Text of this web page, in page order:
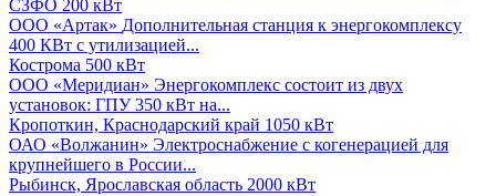
СЗФО 200 кВт
ООО «Артак» Дополнительная станция к энергокомплексу
400 КВт с утилизацией...
Кострома 500 кВт
ООО «Меридиан» Энергокомплекс состоит из двух
установок: ГПУ 350 кВт на...
Кропоткин, Краснодарский край 1050 кВт
ОАО «Волжанин» Электроснабжение с когенерацией для
крупнейшего в России...
Рыбинск, Ярославская область 2000 кВт